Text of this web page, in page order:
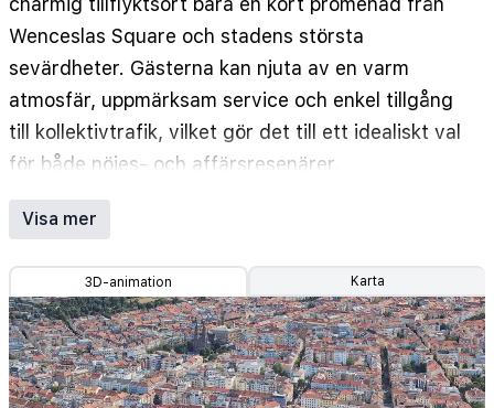
Wenceslas Square och stadens största
sevärdheter. Gästerna kan njuta av en varm
atmosfär, uppmärksam service och enkel tillgång
till kollektivtrafik, vilket gör det till ett idealiskt val
för både nöjes- och affärsresenärer.
Hotellet har en mängd välutrustade rum, inklusive
Standard, Superior och rymliga Family-alternativ.
Varje rum är designat med komfort i åtanke och
erbjuder lyxigt sänglinne, luftkonditionering, gratis
Wi-Fi, platt-TV och ett privat badrum med gratis
toalettartiklar. Utvalda rum erbjuder också extra
Visa mer
3D-animation Karta